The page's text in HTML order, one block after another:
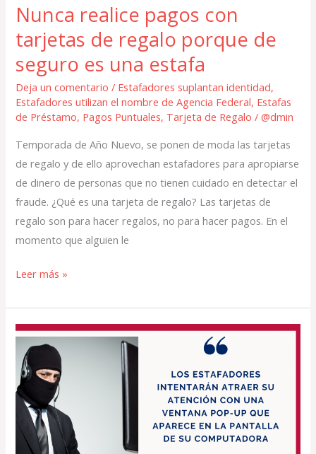
Nunca realice pagos con
tarjetas de regalo porque de
seguro es una estafa
Deja un comentario / Estafadores suplantan identidad,
Estafadores utilizan el nombre de Agencia Federal, Estafas
de Préstamo, Pagos Puntuales, Tarjeta de Regalo /@dmin
Temporada de Año Nuevo, se ponen de moda las tarjetas
de regalo y de ello aprovechan estafadores para apropiarse
de dinero de personas que no tienen cuidado en detectar el
fraude. ¿Qué es una tarjeta de regalo? Las tarjetas de
regalo son para hacer regalos, no para hacer pagos. En el
momento que alguien le
seguro
es
estafa
Leer más »
Cuidado
con
estafadores
de
soporte
técnico